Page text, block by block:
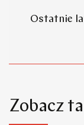
Ostatnie
Zobacz